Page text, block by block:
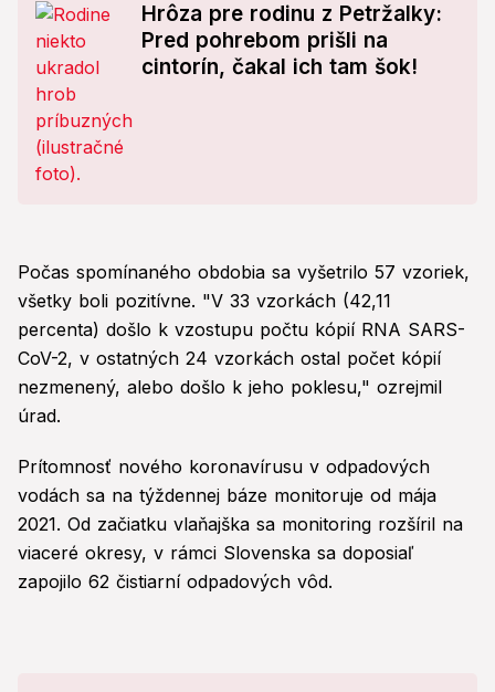
Hrôza pre rodinu z Petržalky:
Pred pohrebom prišli na
cintorín, čakal ich tam šok!
Počas spomínaného obdobia sa vyšetrilo 57 vzoriek,
všetky boli pozitívne. "V 33 vzorkách (42,11
percenta) došlo k vzostupu počtu kópií RNA SARS-
CoV-2, v ostatných 24 vzorkách ostal počet kópií
nezmenený, alebo došlo k jeho poklesu," ozrejmil
úrad.
Prítomnosť nového koronavírusu v odpadových
vodách sa na týždennej báze monitoruje od mája
2021. Od začiatku vlaňajška sa monitoring rozšíril na
viaceré okresy, v rámci Slovenska sa doposiaľ
zapojilo 62 čistiarní odpadových vôd.